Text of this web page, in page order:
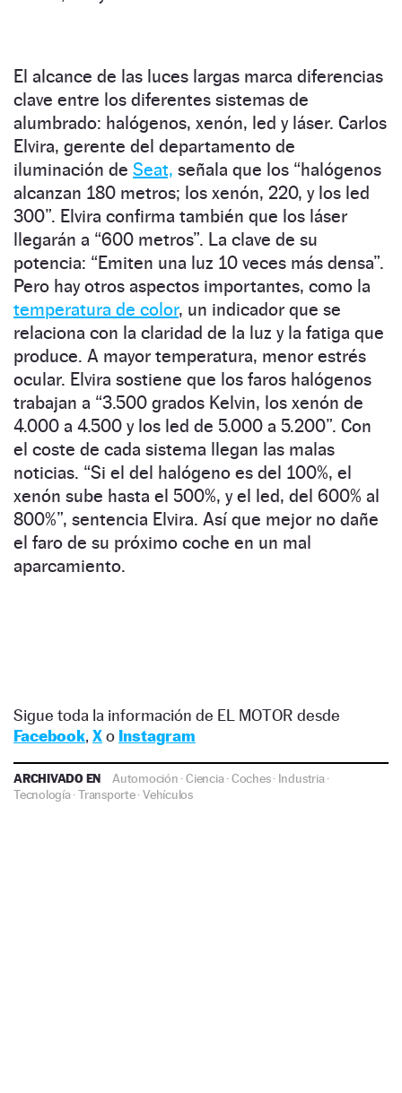
El alcance de las luces largas marca diferencias
clave entre los diferentes sistemas de
alumbrado: halógenos, xenón, led y láser. Carlos
Elvira, gerente del departamento de
iluminación de Seat, señala que los “halógenos
alcanzan 180 metros; los xenón, 220, y los led
300”. Elvira confirma también que los láser
llegarán a “600 metros”. La clave de su
potencia: “Emiten una luz 10 veces más densa”.
Pero hay otros aspectos importantes, como la
temperatura de color, un indicador que se
relaciona con la claridad de la luz y la fatiga que
produce. A mayor temperatura, menor estrés
ocular. Elvira sostiene que los faros halógenos
trabajan a “3.500 grados Kelvin, los xenón de
4.000 a 4.500 y los led de 5.000 a 5.200”. Con
el coste de cada sistema llegan las malas
noticias. “Si el del halógeno es del 100%, el
xenón sube hasta el 500%, y el led, del 600% al
800%”, sentencia Elvira. Así que mejor no dañe
el faro de su próximo coche en un mal
aparcamiento.
Sigue toda la información de EL MOTOR desde
Facebook, Xo Instagram
ARCHIVADO EN Automoción ·Ciencia·Coches· Industria·
Tecnología·Transporte·Vehículos